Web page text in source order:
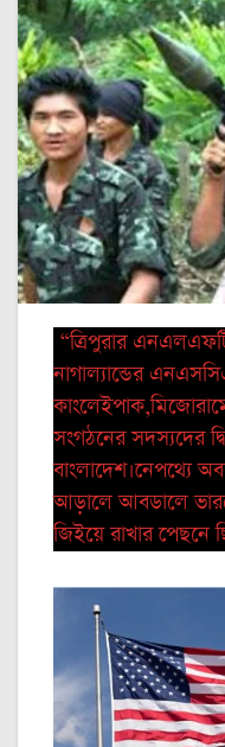
“ত্রিপুরার
নাগাল্যান্ডের
সংগঠনের সদস্যদের
বাংলাদেশ।নেপথ্যে
আড়ালে আবডালে
জিইয়ে রাখার পেছনে